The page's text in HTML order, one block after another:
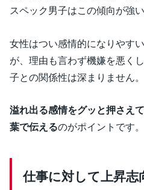
スペック男子はこの傾向が強い
女性はつい感情的になりやす
が、理由も言わず機嫌を悪く
子との関係性は深まりません。
溢れ出る感情をグッと押さえ
葉で伝えるのがポイントです。
仕事に対して上昇志